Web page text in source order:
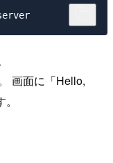
画面に「Hello,